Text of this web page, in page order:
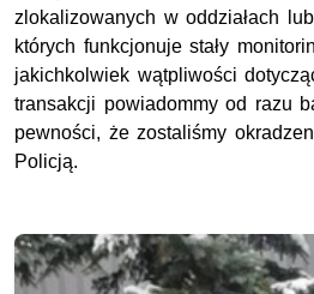
zlokalizowanych w oddziałach
których funkcjonuje stały
jakichkolwiek wątpliwości
transakcji powiadommy od razu
pewności, że zostaliśmy
Policją.